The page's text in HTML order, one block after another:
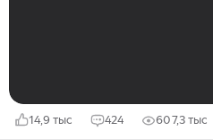
14,9 тыс 424 607,3 тыс